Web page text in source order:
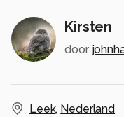
Kirsten
door
Leek, Nederland